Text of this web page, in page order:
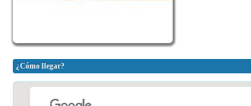
¿Cómo llegar?